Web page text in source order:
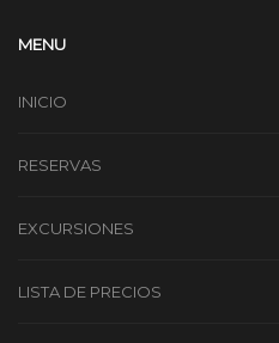
MENU
INICIO
RESERVAS
EXCURSIONES
LISTA DE PRECIOS